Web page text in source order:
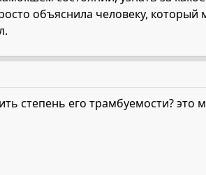
объяснила человеку,
степень его трамбуемости?